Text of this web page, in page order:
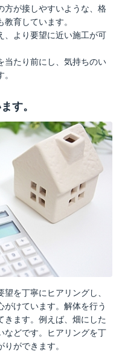
が接しやすいような、格
育しています。
、より要望に近い施工が可
当たり前にし、気持ちのい
す。
を丁寧にヒアリングし、
けています。解体を行う
きます。例えば、畑にした
などです。ヒアリングを丁
ができます。